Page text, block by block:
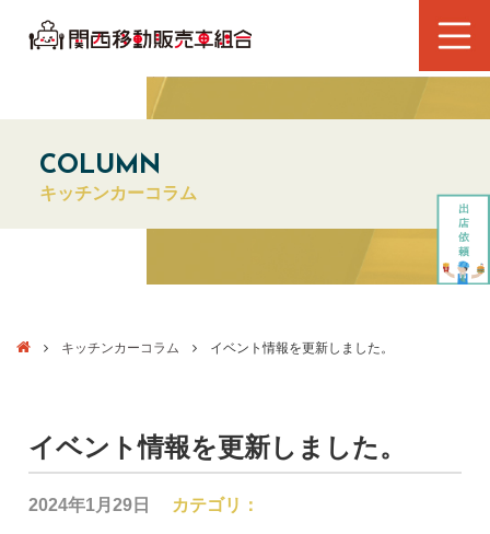
COLUMN
キッチンカーコラム
キッチンカーコラム イベント情報を更新しました。
イベント情報を更新しました。
2024年1月29日 カテゴリ：